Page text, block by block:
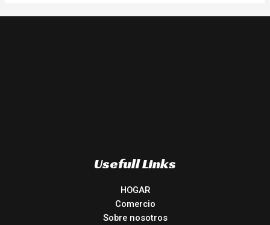
Usefull Links
HOGAR
Comercio
Sobre nosotros